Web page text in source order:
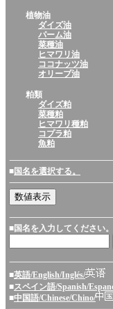
植物油
ダイズ油
パーム油
菜種油
ヒマワリ油
ココナッツ油
オリーブ油
粕類
ダイズ粕
菜種粕
ヒマワリ種粕
コプラ粕
魚粕
■国名を選択する。
■国名を入力してください。
■英語/English/Inglés/
■スペイン語/Spanish/
■中国語/Chinese/Chino/